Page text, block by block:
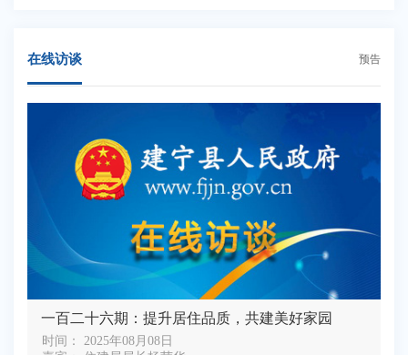
在线访谈 预告
一百二十六期：提升居住品质，共建美好家园
时间： 2025年08月08日